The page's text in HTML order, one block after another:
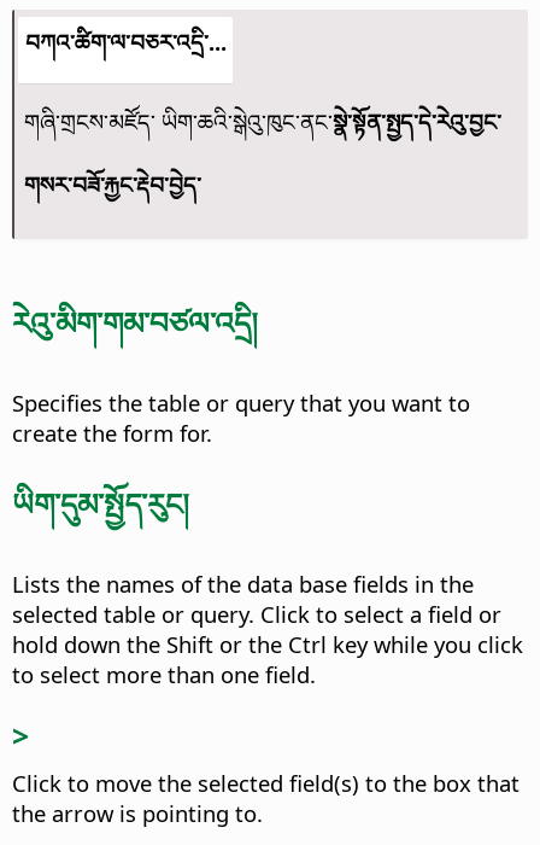
བཀའ་ཚིག་ལ་བཅར་འདྲི་...
གཞི་གྲངས་མཛོད་ ཡིག་ཆའི་སྒེའུ་ཁུང་ནང་སྣེ་སྟོན་སྤྱད་དེ་རེའུ་བྱང་
གསར་བཟོ་རྐྱང་རྡེབ་བྱེད་
རེའུ་མིག་གམ་བཙལ་འདྲི།
Specifies the table or query that you want to
create the form for.
ཡིག་དུམ་སྤྱོད་རུང།
Lists the names of the data base fields in the
selected table or query. Click to select a field or
hold down the Shift or the Ctrl key while you click
to select more than one field.
>
Click to move the selected field(s) to the box that
the arrow is pointing to.